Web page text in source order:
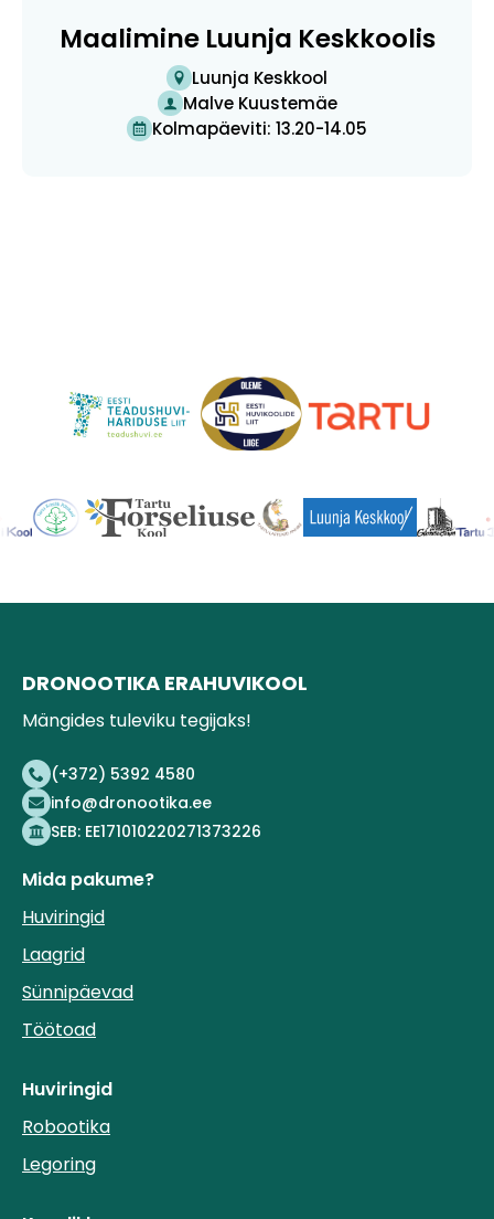
Maalimine Luunja Keskkoolis
Luunja Keskkool
Malve Kuustemäe
Kolmapäeviti: 13.20-14.05
DRONOOTIKA ERAHUVIKOOL
Mängides tuleviku tegijaks!
(+372) 5392 4580
info@dronootika.ee
SEB: EE171010220271373226
Mida pakume?
Huviringid
Laagrid
Sünnipäevad
Töötoad
Huviringid
Robootika
Legoring